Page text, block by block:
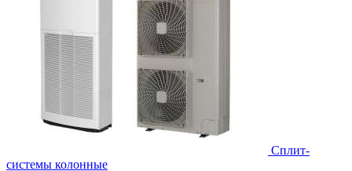
Cплит-
системы колонные